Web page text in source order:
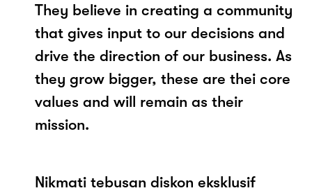
They believe in creating a community
that gives input to our decisions and
drive the direction of our business. As
they grow bigger, these are thei core
values and will remain as their
mission.
Nikmati tebusan diskon eksklusif